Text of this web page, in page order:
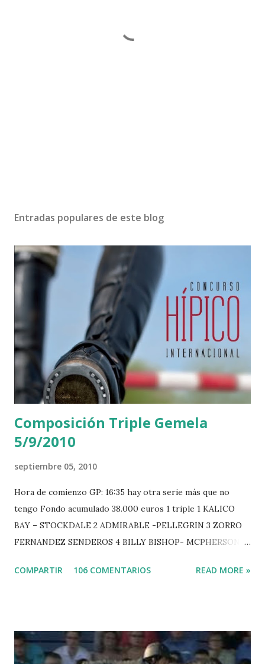
Entradas populares de este blog
Composición Triple Gemela
5/9/2010
septiembre 05, 2010
Hora de comienzo GP: 16:35 hay otra serie más que no
tengo Fondo acumulado 38.000 euros 1 triple 1 KALICO
BAY – STOCKDALE 2 ADMIRABLE -PELLEGRIN 3 ZORRO
FERNANDEZ SENDEROS 4 BILLY BISHOP- MCPHERSON 5
-EPAILLARD 7 GIG AMAI M WHITAKER 8 SILVANA DU
POWER - MILLAR 5 ARMANIE -VOORN 6 QUERLYBET
HERO -LEJAUNE 7 MO CHROI - O’BRIEN 8 CARMENA Z -
COMPARTIR 106 COMENTARIOS READ MORE »